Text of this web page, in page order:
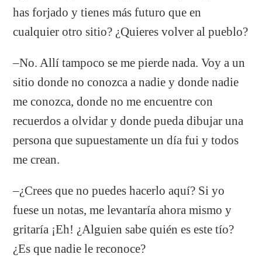
has forjado y tienes más futuro que en
cualquier otro sitio? ¿Quieres volver al pueblo?
–No. Allí tampoco se me pierde nada. Voy a un
sitio donde no conozca a nadie y donde nadie
me conozca, donde no me encuentre con
recuerdos a olvidar y donde pueda dibujar una
persona que supuestamente un día fui y todos
me crean.
–¿Crees que no puedes hacerlo aquí? Si yo
fuese un notas, me levantaría ahora mismo y
gritaría ¡Eh! ¿Alguien sabe quién es este tío?
¿Es que nadie le reconoce?